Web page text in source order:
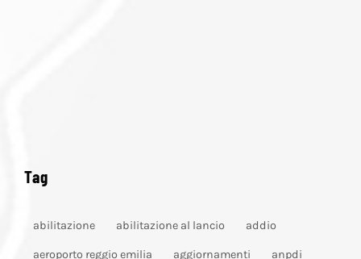
Tag
abilitazione abilitazione al lancio addio
aeroporto reggio emilia aggiornamenti anpdi